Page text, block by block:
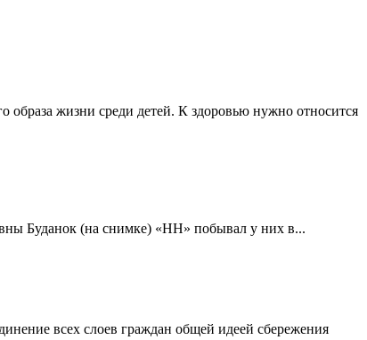
образа жизни среди детей. К здоровью нужно относится
Буданок (на снимке) «НН» побывал у них в...
всех слоев граждан общей идеей сбережения